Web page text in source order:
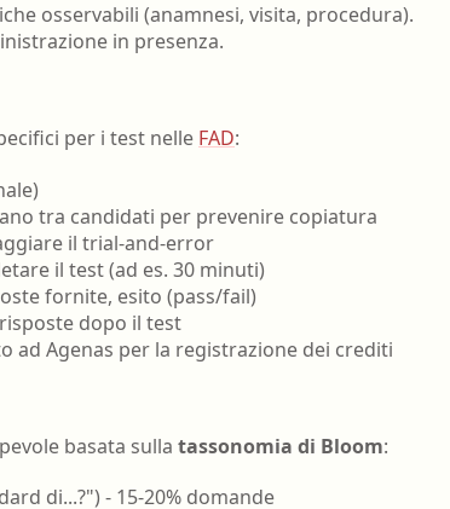
osservabili (anamnesi, visita, procedura).
in presenza.
per i test nelle FAD:
tra candidati per prevenire copiatura
il trial-and-error
il test (ad es. 30 minuti)
fornite, esito (pass/fail)
dopo il test
ad Agenas per la registrazione dei crediti
basata sulla tassonomia di Bloom:
di...?") - 15-20% domande